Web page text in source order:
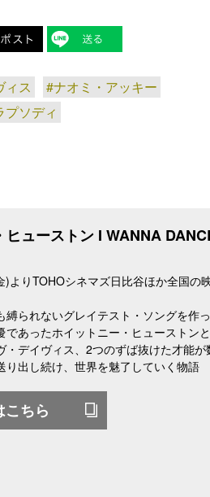
ィス
#ナオミ・アッキー
ソディ
ヒューストン I WANNA
よりTOHOシネマズ日比谷ほか全国の
縛られないグレイテスト・ソングを作
であったホイットニー・ヒューストン
・デイヴィス、2つのずば抜けた才能が
り出し続け、世界を魅了していく物語
こちら